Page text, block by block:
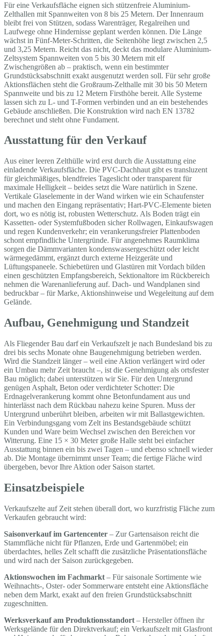
Für eine Verkaufsfläche eignen sich stützenfreie Aluminium-
Zelthallen mit Spannweiten von 8 bis 25 Metern. Der Innenraum
bleibt frei von Stützen, sodass Warenträger, Regalreihen und
Laufwege ohne Hindernisse geplant werden können. Die Länge
wächst in Fünf-Meter-Schritten, die Seitenhöhe liegt zwischen 2,5
und 3,25 Metern. Reicht das nicht, deckt das modulare Aluminium-
Zeltsystem Spannweiten von 5 bis 30 Metern mit elf
Zwischengrößen ab – praktisch, wenn ein bestimmter
Grundstücksabschnitt exakt ausgenutzt werden soll. Für sehr große
Aktionsflächen steht die Großraum-Zelthalle mit 30 bis 50 Metern
Spannweite und bis zu 12 Metern Firsthöhe bereit. Alle Systeme
lassen sich zu L- und T-Formen verbinden und an ein bestehendes
Gebäude anschließen. Die Konstruktion wird nach EN 13782
berechnet und steht ohne Fundament.
Ausstattung für den Verkauf
Aus einer leeren Zelthülle wird erst durch die Ausstattung eine
einladende Verkaufsfläche. Die PVC-Dachhaut gibt es transluzent
für gleichmäßiges, blendfreies Tageslicht oder transparent für
maximale Helligkeit – beides setzt die Ware natürlich in Szene.
Vertikale Glaselemente in der Wand wirken wie ein Schaufenster
und machen den Eingang repräsentativ; Hart-PVC-Elemente bieten
dort, wo es nötig ist, robusten Wetterschutz. Als Boden trägt ein
Kassetten- oder Systemfußboden sicher Rollwagen, Einkaufswagen
und regen Kundenverkehr; ein verankerungsfreier Plattenboden
schont empfindliche Untergründe. Für angenehmes Raumklima
sorgen die Dämmvarianten kondenswassergeschützt oder leicht
wärmegedämmt, ergänzt durch externe Heizgeräte und
Lüftungspaneele. Schiebetüren und Glastüren mit Vordach bilden
einen geschützten Empfangsbereich, Sektionaltore im Rückbereich
nehmen die Warenanlieferung auf. Dach- und Wandplanen sind
bedruckbar – für Marke, Aktionshinweise und Wegeleitung auf dem
Gelände.
Aufbau, Genehmigung und Standzeit
Als Fliegender Bau darf ein Verkaufszelt je nach Bundesland bis zu
drei bis sechs Monate ohne Baugenehmigung betrieben werden.
Wird die Standzeit länger – weil eine Aktion verlängert wird oder
ein Umbau mehr Zeit braucht –, ist die Genehmigung als ortsfester
Bau möglich; dabei unterstützen wir Sie. Für den Untergrund
genügen Asphalt, Beton oder verdichteter Schotter: Die
Erdnagelverankerung kommt ohne Betonfundament aus und
hinterlässt nach dem Rückbau nahezu keine Spuren. Muss der
Untergrund unberührt bleiben, arbeiten wir mit Ballastgewichten.
Ein Verbindungsgang vom Zelt ins Bestandsgebäude schützt
Kunden und Ware beim Wechsel zwischen den Bereichen vor
Witterung. Eine 15 × 30 Meter große Halle steht bei einfacher
Ausstattung binnen ein bis zwei Tagen – und ebenso schnell wieder
ab. Die Montage übernimmt unser Team; die fertige Fläche wird
übergeben, bevor Ihre Aktion oder Saison startet.
Einsatzbeispiele
Verkaufszelte auf Zeit stehen überall dort, wo kurzfristig Fläche zum
Verkaufen gebraucht wird:
Saisonverkauf im Gartencenter – Zur Gartensaison reicht die
Stammfläche nicht für Pflanzen, Erde und Gartenmöbel; ein
überdachtes, helles Zelt schafft die zusätzliche Präsentationsfläche
und wird nach der Saison zurückgegeben.
Aktionswochen im Fachmarkt – Für saisonale Sortimente wie
Weihnachts-, Oster- oder Sommerware entsteht eine Aktionsfläche
neben dem Markt, exakt auf den freien Grundstücksabschnitt
zugeschnitten.
Werksverkauf am Produktionsstandort – Hersteller öffnen ihr
Werksgelände für den Direktverkauf; ein Verkaufszelt mit Glasfront